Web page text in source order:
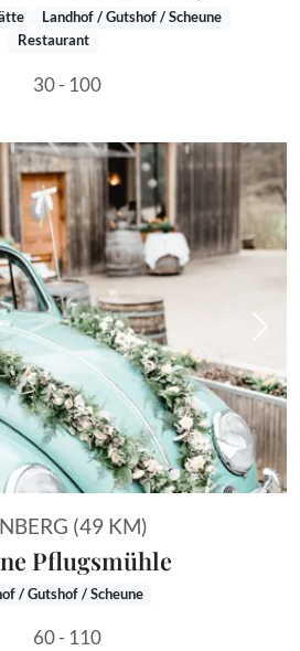
Landhof / Gutshof / Scheune
Restaurant
30 - 100
(49 KM)
Pflugsmühle
/ Gutshof / Scheune
60 - 110